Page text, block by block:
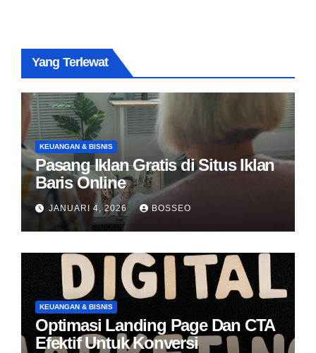
Yang Terlewat
KEUANGAN & BISNIS
Pasang Iklan Gratis di Situs Iklan
Baris Online
JANUARI 4, 2026 BOSSEO
KEUANGAN & BISNIS
Optimasi Landing Page Dan CTA
Efektif Untuk Konversi